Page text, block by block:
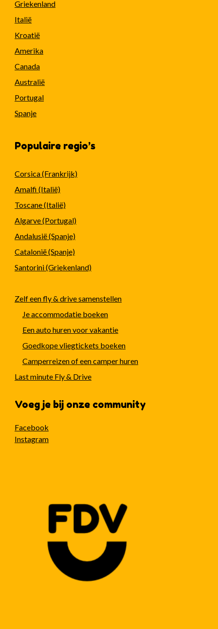
Griekenland
Italië
Kroatië
Amerika
Canada
Australië
Portugal
Spanje
Populaire regio’s
Corsica (Frankrijk)
Amalfi (Italië)
Toscane (Italië)
Algarve (Portugal)
Andalusië (Spanje)
Catalonië (Spanje)
Santorini (Griekenland)
Zelf een fly & drive samenstellen
Je accommodatie boeken
Een auto huren voor vakantie
Goedkope vliegtickets boeken
Camperreizen of een camper huren
Last minute Fly & Drive
Voeg je bij onze community
Facebook
Instagram